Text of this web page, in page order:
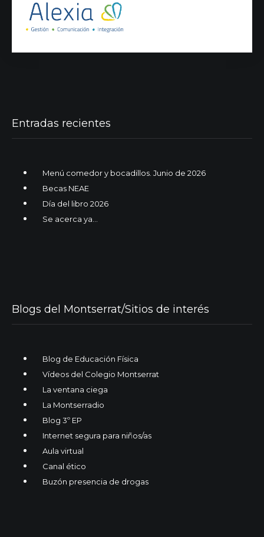
Entradas recientes
Menú comedor y bocadillos. Junio de 2026
Becas NEAE
Día del libro 2026
Se acerca ya…
Blogs del Montserrat/Sitios de interés
Blog de Educación Física
Vídeos del Colegio Montserrat
La ventana ciega
La Montserradio
Blog 3º EP
Internet segura para niños/as
Aula virtual
Canal ético
Buzón presencia de drogas